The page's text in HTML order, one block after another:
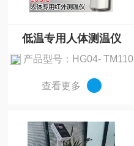
低温专用人体测温仪
产品型号：HG04- TM110
查看更多